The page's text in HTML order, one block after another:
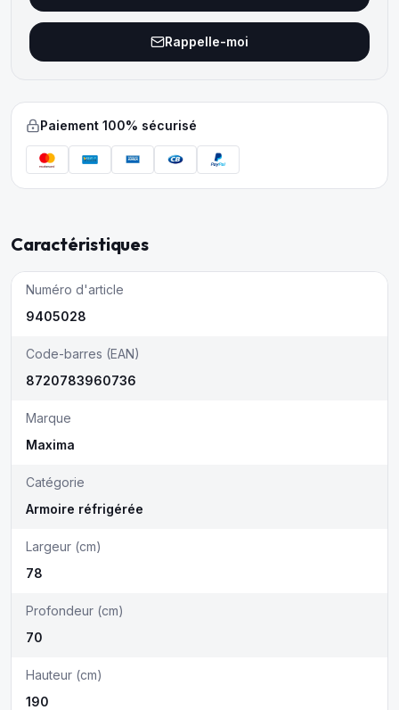
Rappelle-moi
Paiement 100% sécurisé
Caractéristiques
Numéro d'article
9405028
Code-barres (EAN)
8720783960736
Marque
Maxima
Catégorie
Armoire réfrigérée
Largeur (cm)
78
Profondeur (cm)
70
Hauteur (cm)
190